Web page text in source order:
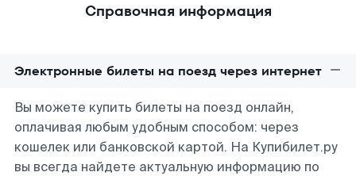
Справочная информация
Электронные билеты на поезд через интернет
Вы можете купить билеты на поезд онлайн,
оплачивая любым удобным способом: через
кошелек или банковской картой. На Купибилет.ру
вы всегда найдете актуальную информацию по